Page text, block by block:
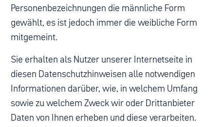
Personenbezeichnungen die männliche Form
gewählt, es ist jedoch immer die weibliche Form
mitgemeint.
Sie erhalten als Nutzer unserer Internetseite in
diesen Datenschutzhinweisen alle notwendigen
Informationen darüber, wie, in welchem Umfang
sowie zu welchem Zweck wir oder Drittanbieter
Daten von Ihnen erheben und diese verarbeiten.